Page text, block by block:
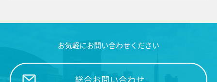
お気軽にお問い合わせください